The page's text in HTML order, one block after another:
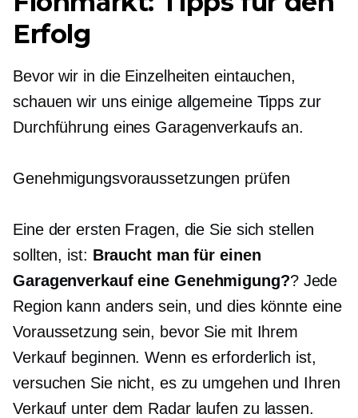
Erfolg
Bevor wir in die Einzelheiten eintauchen,
schauen wir uns einige allgemeine Tipps zur
Durchführung eines Garagenverkaufs an.
Genehmigungsvoraussetzungen prüfen
Eine der ersten Fragen, die Sie sich stellen
sollten, ist: Braucht man für einen
Garagenverkauf eine Genehmigung?? Jede
Region kann anders sein, und dies könnte eine
Voraussetzung sein, bevor Sie mit Ihrem
Verkauf beginnen. Wenn es erforderlich ist,
versuchen Sie nicht, es zu umgehen und Ihren
Verkauf unter dem Radar laufen zu lassen.